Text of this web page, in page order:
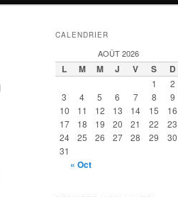
CALENDRIER
AOÛT 2026
L M M J V S D
1
2
3
4 5 6 7 8
9
10
11 12 13 14 15
16
17
18 19 20 21 22
23
24
25 26 27 28 29
30
31
« Oct